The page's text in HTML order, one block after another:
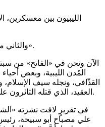
الليبيون بين معسكرين،
والثاني معسكر «ثورة 17 فبراير (شباط) 2011».
الآن ونحن في «الفاتح» من
المُدن الليبية، وبعض
القذّافي، ونجله سيف الإسلام،
العقيد، الذي قتله الثائرون عليه، شرّ قتلة، في طقسٍ علني همجي.
في تقريرٍ لافت نشرته
علي مصباح أبو سبيحة،